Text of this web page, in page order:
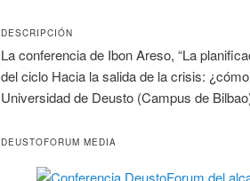
DESCRIPCIÓN
La conferencia de Ibon Areso, “La
del ciclo Hacia la salida de la crisis:
Universidad de Deusto (Campus de
DEUSTOFORUM MEDIA